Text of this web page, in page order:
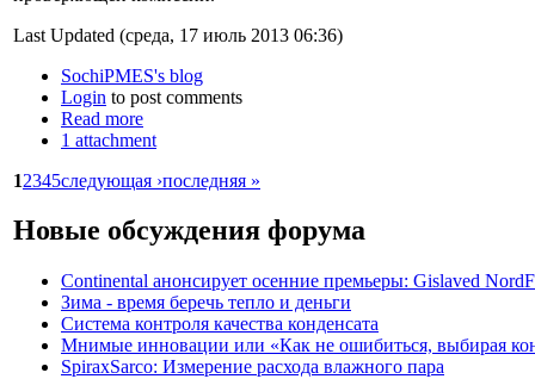
Last Updated (среда, 17 июль 2013 06:36)
SochiPMES's blog
Login to post comments
Read more
1 attachment
12345следующая ›последняя »
Новые обсуждения форума
Continental анонсирует осенние премьеры: Gislaved
Зима - время беречь тепло и деньги
Система контроля качества конденсата
Мнимые инновации или «Как не ошибиться, выбирая
SpiraxSarco: Измерение расхода влажного пара